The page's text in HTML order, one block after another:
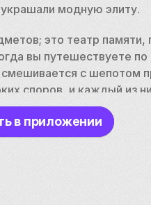
модную элиту.
это театр памяти,
вы путешествуете
смешивается с шепотом
споров, и каждый из
Музей Карнавале
о том, что Париж —
с собой не
за веком
в приложении